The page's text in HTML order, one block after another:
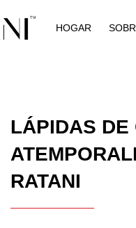
HOGAR
LÁPIDAS DE
RATANI